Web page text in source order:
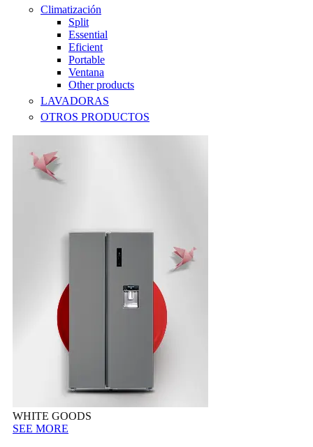
Climatización
Split
Essential
Eficient
Portable
Ventana
Other products
LAVADORAS
OTROS PRODUCTOS
WHITE GOODS
SEE MORE